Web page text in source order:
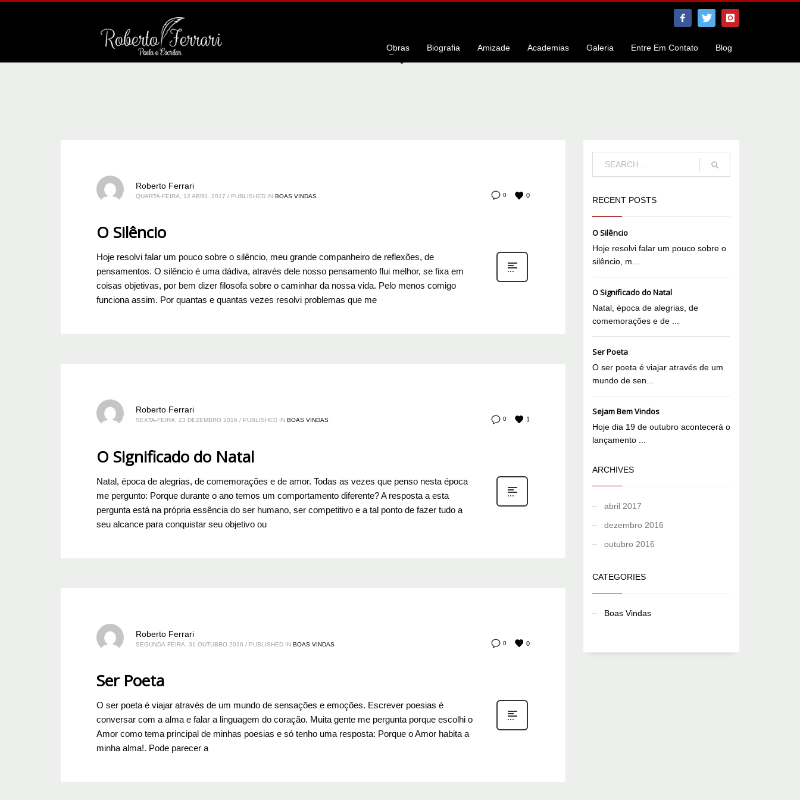
Obras Biografia Amizade Academias Galeria Entre Em Contato Blog
0 0
Roberto Ferrari
QUARTA-FEIRA, 12 ABRIL 2017 / PUBLISHED IN BOAS VINDAS
O Silêncio
Hoje resolvi falar um pouco sobre o silêncio, meu grande companheiro de reflexões, de
pensamentos. O silêncio é uma dádiva, através dele nosso pensamento flui melhor, se fixa em
coisas objetivas, por bem dizer filosofa sobre o caminhar da nossa vida. Pelo menos comigo
funciona assim. Por quantas e quantas vezes resolvi problemas que me
0 1
Roberto Ferrari
SEXTA-FEIRA, 23 DEZEMBRO 2016 / PUBLISHED IN BOAS VINDAS
O Significado do Natal
Natal, época de alegrias, de comemorações e de amor. Todas as vezes que penso nesta época
me pergunto: Porque durante o ano temos um comportamento diferente? A resposta a esta
pergunta está na própria essência do ser humano, ser competitivo e a tal ponto de fazer tudo a
seu alcance para conquistar seu objetivo ou
0 0
Roberto Ferrari
SEGUNDA-FEIRA, 31 OUTUBRO 2016 / PUBLISHED IN BOAS VINDAS
Ser Poeta
O ser poeta é viajar através de um mundo de sensações e emoções. Escrever poesias é
conversar com a alma e falar a linguagem do coração. Muita gente me pergunta porque escolhi o
Amor como tema principal de minhas poesias e só tenho uma resposta: Porque o Amor habita a
minha alma!. Pode parecer a
RECENT POSTS
O Silêncio
Hoje resolvi falar um pouco sobre o
silêncio, m...
O Significado do Natal
Natal, época de alegrias, de
comemorações e de ...
Ser Poeta
O ser poeta é viajar através de um
mundo de sen...
Sejam Bem Vindos
Hoje dia 19 de outubro acontecerá o
lançamento ...
ARCHIVES
abril 2017
dezembro 2016
outubro 2016
CATEGORIES
Boas Vindas